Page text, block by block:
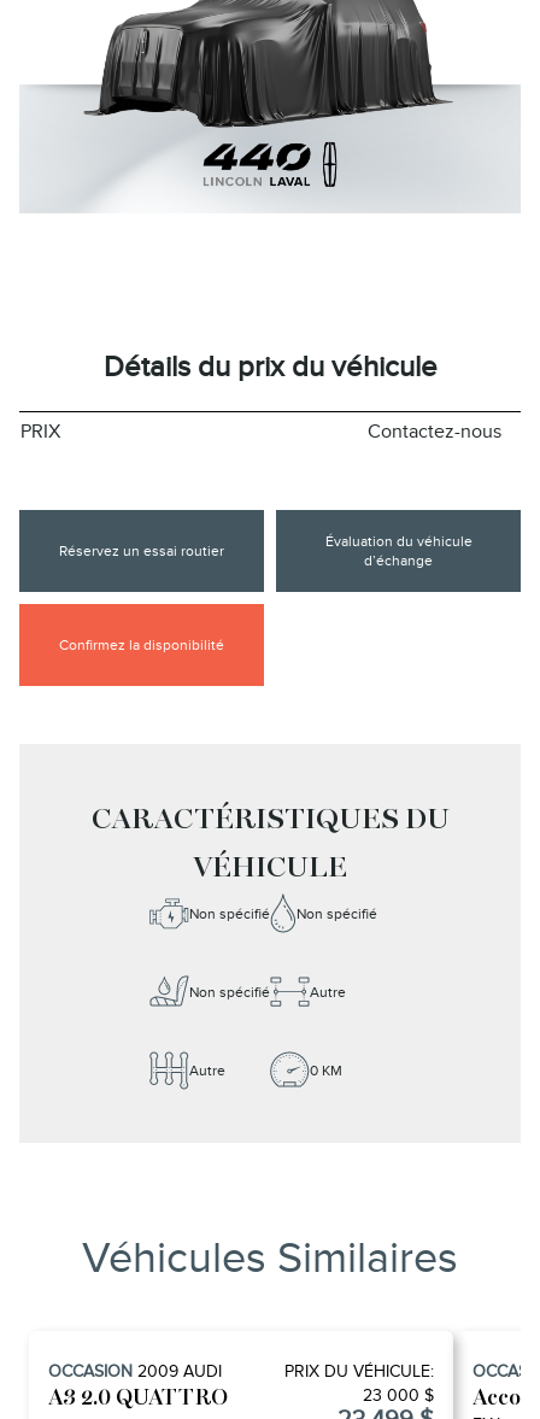
Détails du prix du véhicule
PRIX Contactez-nous
Réservez un essai routier
Évaluation du véhicule
d’échange
Confirmez la disponibilité
CARACTÉRISTIQUES DU
VÉHICULE
Non spécifié Non spécifié
Non spécifié Autre
Autre 0 KM
Véhicules Similaires
OCCASION 2009 AUDI
A3 2.0 QUATTRO
PRIX ​​DU VÉHICULE:
23 000 $